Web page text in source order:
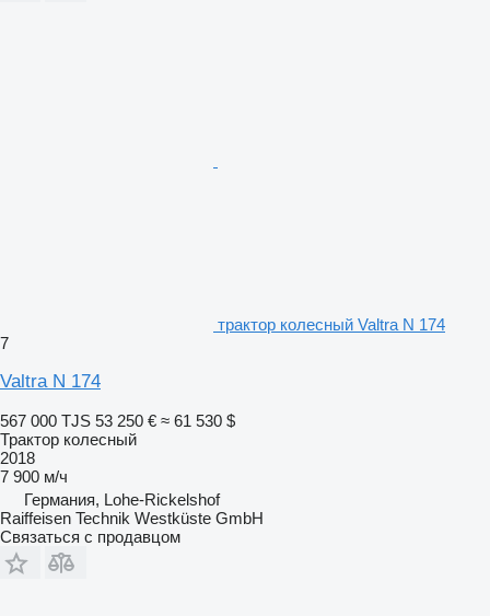
трактор колесный Valtra N 174
7
Valtra N 174
567 000 TJS 53 250 € ≈ 61 530 $
Трактор колесный
2018
7 900 м/ч
Германия, Lohe-Rickelshof
Raiffeisen Technik Westküste GmbH
Связаться с продавцом